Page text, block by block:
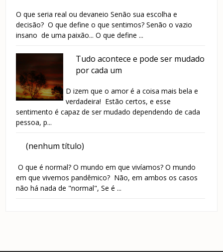
O que seria real ou devaneio Senão sua escolha e
decisão? O que define o que sentimos? Senão o vazio
insano de uma paixão... O que define ...
Tudo acontece e pode ser mudado
por cada um
D izem que o amor é a coisa mais bela e
verdadeira! Estão certos, e esse
sentimento é capaz de ser mudado dependendo de cada
pessoa, p...
(nenhum título)
O que é normal? O mundo em que vivíamos? O mundo
em que vivemos pandêmico? Não, em ambos os casos
não há nada de "normal", Se é ...